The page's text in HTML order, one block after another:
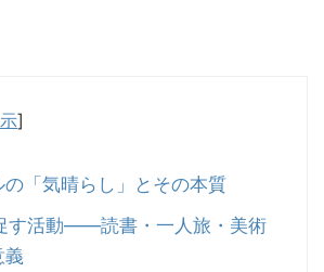
]
の「気晴らし」とその本質
す活動――読書・一人旅・美術
義